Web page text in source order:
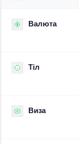
Валюта
Тіл
Виза